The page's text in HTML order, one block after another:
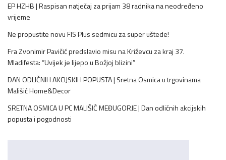
EP HZHB | Raspisan natječaj za prijam 38 radnika na neodređeno
vrijeme
Ne propustite novu FIS Plus sedmicu za super uštede!
Fra Zvonimir Pavičić predslavio misu na Križevcu za kraj 37.
Mladifesta: “Uvijek je lijepo u Božjoj blizini”
DAN ODLIČNIH AKCIJSKIH POPUSTA | Sretna Osmica u trgovinama
Mališić Home&Decor
SRETNA OSMICA U PC MALIŠIĆ MEĐUGORJE | Dan odličnih akcijskih
popusta i pogodnosti